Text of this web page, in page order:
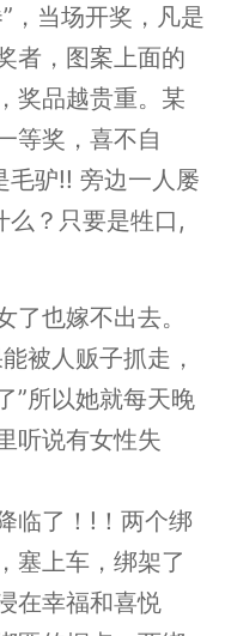
，当场开奖，凡是
者，图案上面的
奖品越贵重。某
等奖，喜不自
毛驴!! 旁边一人屡
么？只要是牲口,
也嫁不出去。
被人贩子抓走，
”所以她就每天晚
听说有女性失
临了！!！两个绑
塞上车，绑架了
在幸福和喜悦